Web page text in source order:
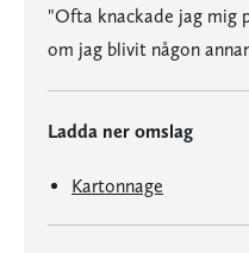
"Ofta knackade jag mig
om jag blivit någon
Ladda ner omslag
Kartonnage